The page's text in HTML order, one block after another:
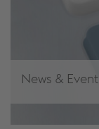
News &